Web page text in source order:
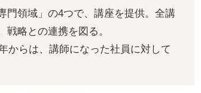
門領域」の4つで、講座を提供。全講
略との連携を図る。
からは、講師になった社員に対して